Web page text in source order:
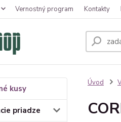
Vernostný program Kontakty
kusy
priadze
Úvod